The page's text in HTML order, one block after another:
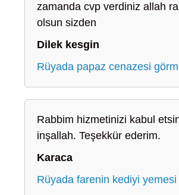
zamanda cvp verdiniz allah
olsun sizden
Dilek kesgin
Rüyada papaz cenazesi
Rabbim hizmetinizi kabul
inşallah. Teşekkür ederim.
Karaca
Rüyada farenin kediyi yemesi